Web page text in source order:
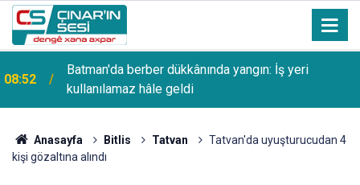
08:51 Malatya'da iki ayrı trafik kazası: 5 yaralı
Anasayfa Bitlis Tatvan
Tatvan'da uyuşturucudan 4
kişi gözaltına alındı